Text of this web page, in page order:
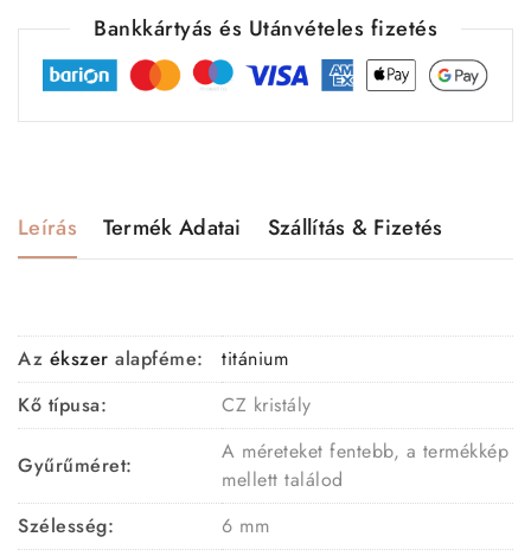
Bankkártyás és Utánvételes fizetés
Leírás Termék Adatai Szállítás & Fizetés
Az ékszer alapféme:
titánium
Kő típusa:
CZ kristály
Gyűrűméret:
A méreteket fentebb, a termékkép
mellett találod
Szélesség:
6 mm